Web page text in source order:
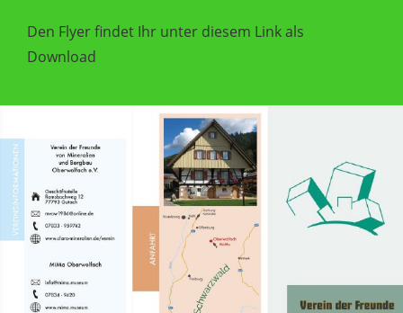
Den Flyer findet Ihr unter diesem Link als
Download